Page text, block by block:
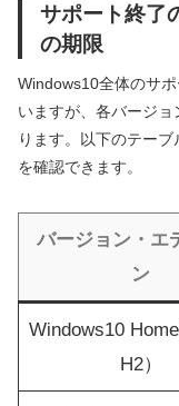
サポート終了
の期限
Windows10全体のサ
いますが、各バージ
ります。以下のテー
を確認できます。
バージョン・エ
ン
Windows10
H2）